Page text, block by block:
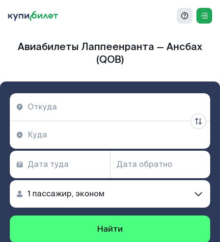
Авиабилеты Лаппеенранта — Ансбах
(QOB)
Найти